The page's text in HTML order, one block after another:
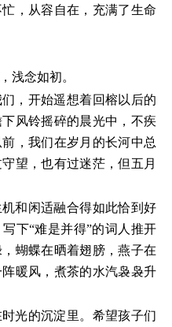
，从容自在，充满了生命
浅念如初。
，开始遥想着回榕以后的
风铃摇碎的晨光中，不疾
，我们在岁月的长河中总
望，也有过迷茫，但五月
和闲适融合得如此恰到好
下“难是并得”的词人推开
蝴蝶在晒着翅膀，燕子在
暖风，煮茶的水汽袅袅升
光的沉淀里。希望孩子们